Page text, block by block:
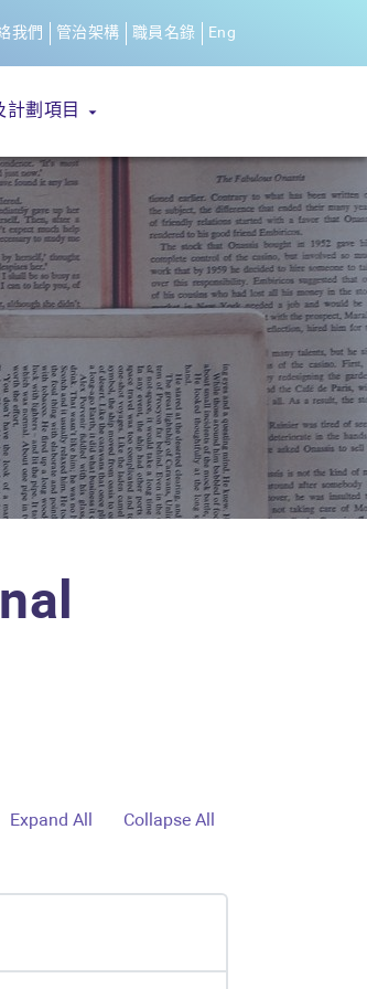
我們 管治架構 職員名錄 Eng
計劃項目
Expand All Collapse All